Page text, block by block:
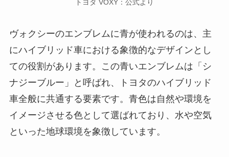
トヨタ VOXY：公式より
ヴォクシーのエンブレムに青が使われるのは、主
にハイブリッド車における象徴的なデザインとし
ての役割があります。この青いエンブレムは「シ
ナジーブルー」と呼ばれ、トヨタのハイブリッド
車全般に共通する要素です。青色は自然や環境を
イメージさせる色として選ばれており、水や空気
といった地球環境を象徴しています。